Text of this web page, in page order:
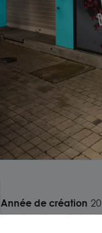
Année de création
Nombre de